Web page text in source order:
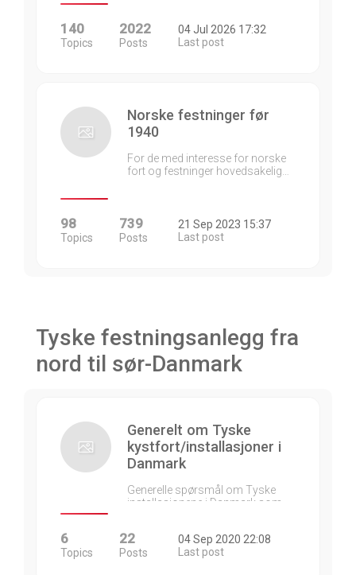
140
Topics
2022
Posts
04 Jul 2026 17:32
Last post
Norske festninger før
1940
For de med interesse for norske
fort og festninger hovedsakelig…
98
Topics
739
Posts
21 Sep 2023 15:37
Last post
Tyske festningsanlegg fra
nord til sør-Danmark
Generelt om Tyske
kystfort/installasjoner i
Danmark
Generelle spørsmål om Tyske
installasjonene i Danmark som…
6
Topics
22
Posts
04 Sep 2020 22:08
Last post